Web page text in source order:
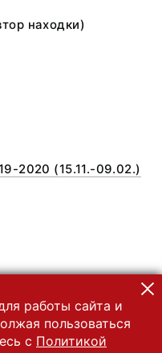
находки)
2020 (15.11.-09.02.)
работы сайта и
пользоваться
с Политикой